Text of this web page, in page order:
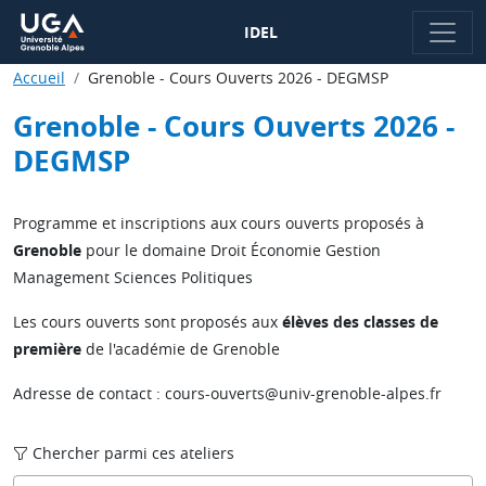
IDEL
Accueil Grenoble - Cours Ouverts 2026 - DEGMSP
Grenoble - Cours Ouverts 2026 -
DEGMSP
Programme et inscriptions aux cours ouverts proposés à
Grenoble pour le domaine Droit Économie Gestion
Management Sciences Politiques
Les cours ouverts sont proposés aux élèves des classes de
première de l'académie de Grenoble
Adresse de contact : cours-ouverts@univ-grenoble-alpes.fr
Chercher parmi ces ateliers